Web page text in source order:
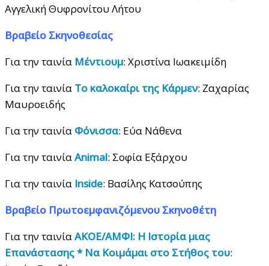
Αγγελική Θυφρονίτου Λήτου
Βραβείο Σκηνοθεσίας
Για την ταινία Μέντιουμ: Χριστίνα Ιωακειμίδη
Για την ταινία Το καλοκαίρι της Κάρμεν: Ζαχαρίας
Μαυροειδής
Για την ταινία Φόνισσα: Εύα Νάθενα
Για την ταινίαAnimal: Σοφία Εξάρχου
Για την ταινία Inside: Βασίλης Κατσούπης
Βραβείο Πρωτοεμφανιζόμενου Σκηνοθέτη
Για την ταινίαΑΚΟΕ/ΑΜΦΙ: Η Ιστορία μιας
Επανάστασης * Να Κοιμάμαι στο Στήθος του: